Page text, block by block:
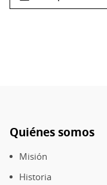
Pie
de
página
Quiénes somos
Misión
Historia